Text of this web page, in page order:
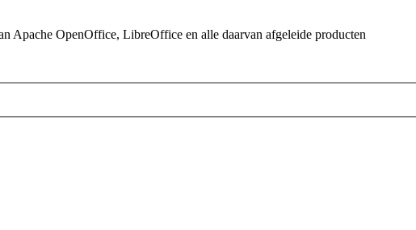
Apache OpenOffice, LibreOffice en alle daarvan afgeleide producten